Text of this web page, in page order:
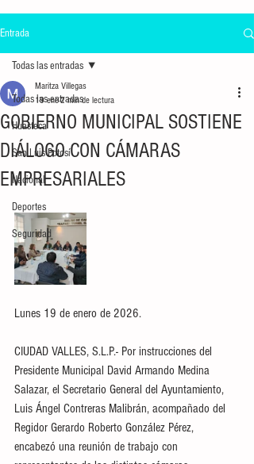
Entrada
Todas las entradas
Huasteca
San Luis Potosí
Nacional
Deportes
Seguridad
Todas las entradas
GOBIERNO MUNICIPAL SOSTIENE
DIÁLOGO CON CÁMARAS
EMPRESARIALES
Maritza Villegas
19 ene2 min de lectura
Lunes 19 de enero de 2026.
CIUDAD VALLES, S.L.P.- Por instrucciones del
Presidente Municipal David Armando Medina
Salazar, el Secretario General del Ayuntamiento,
Luis Ángel Contreras Malibrán, acompañado del
Regidor Gerardo Roberto González Pérez,
encabezó una reunión de trabajo con